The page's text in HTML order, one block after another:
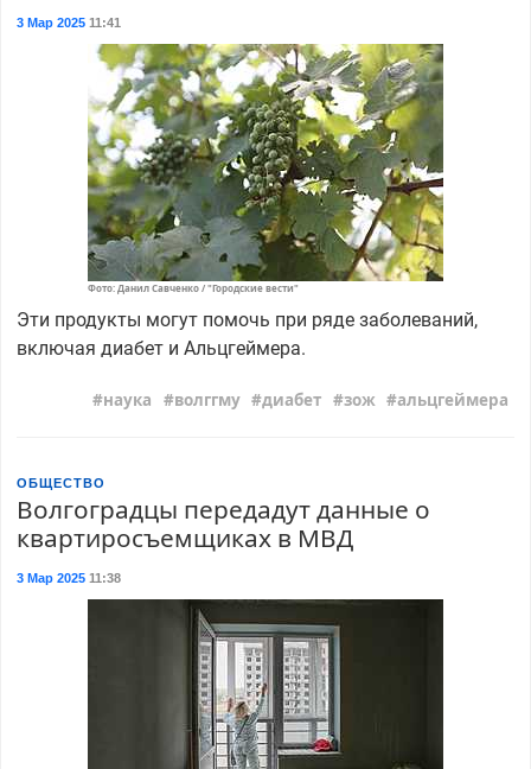
3 Мар 202511:41
Фото: Данил Савченко / "Городские вести"
Эти продукты могут помочь при ряде заболеваний,
включая диабет и Альцгеймера.
наука волггму диабет зож альцгеймера
ОБЩЕСТВО
Волгоградцы передадут данные о
квартиросъемщиках в МВД
3 Мар 202511:38